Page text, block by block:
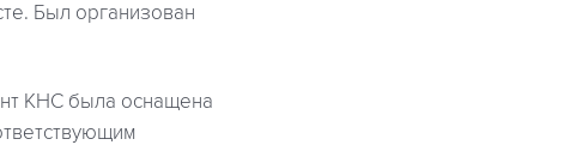
Был организован
КНС была оснащена